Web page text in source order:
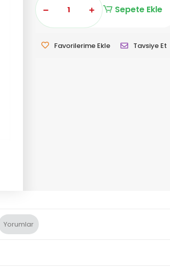
Sepete Ekle
Favorilerime Ekle Tavsiye Et
Yorumlar